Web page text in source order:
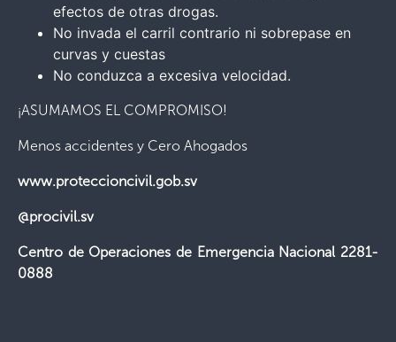
efectos de otras drogas.
No invada el carril contrario ni sobrepase en
curvas y cuestas
No conduzca a excesiva velocidad.
¡ASUMAMOS EL COMPROMISO!
Menos accidentes y Cero Ahogados
www.proteccioncivil.gob.sv
@procivil.sv
Centro de Operaciones de Emergencia Nacional 2281-
0888